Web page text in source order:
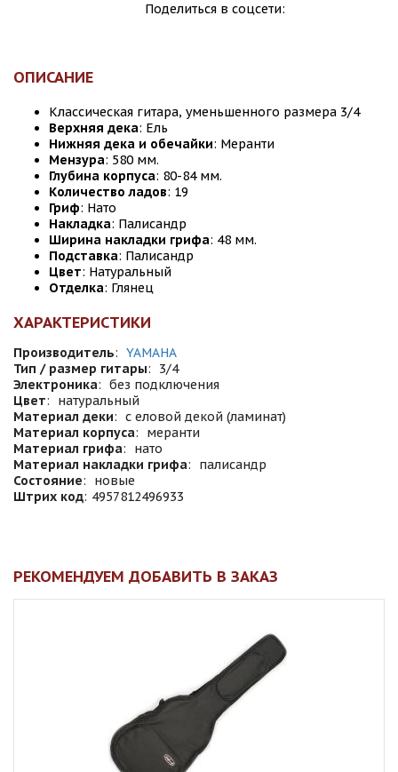
Поделиться в соцсети:
ОПИСАНИЕ
Классическая гитара, уменьшенного размера 3/4
Верхняя дека: Ель
Нижняя дека и обечайки: Меранти
Мензура: 580 мм.
Глубина корпуса: 80-84 мм.
Количество ладов: 19
Гриф: Нато
Накладка: Палисандр
Ширина накладки грифа: 48 мм.
Подставка: Палисандр
Цвет: Натуральный
Отделка: Глянец
ХАРАКТЕРИСТИКИ
Производитель: YAMAHA
Тип / размер гитары:
3/4
Электроника: без подключения
Цвет:
натуральный
Материал деки: с еловой декой (ламинат)
Материал корпуса:
меранти
Материал грифа:
нато
Материал накладки грифа:
палисандр
Состояние:
новые
Штрих код: 4957812496933
РЕКОМЕНДУЕМ ДОБАВИТЬ В ЗАКАЗ